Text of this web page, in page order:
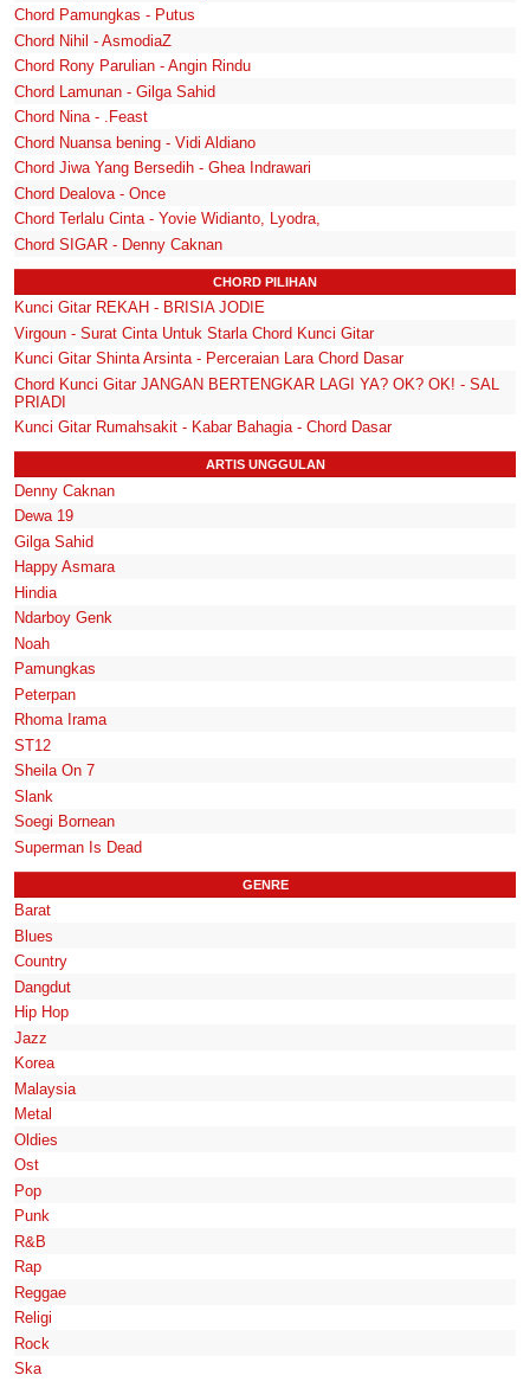
Chord Pamungkas - Putus
Chord Nihil - AsmodiaZ
Chord Rony Parulian - Angin Rindu
Chord Lamunan - Gilga Sahid
Chord Nina - .Feast
Chord Nuansa bening - Vidi Aldiano
Chord Jiwa Yang Bersedih - Ghea Indrawari
Chord Dealova - Once
Chord Terlalu Cinta - Yovie Widianto, Lyodra,
Chord SIGAR - Denny Caknan
CHORD PILIHAN
Kunci Gitar REKAH - BRISIA JODIE
Virgoun - Surat Cinta Untuk Starla Chord Kunci Gitar
Kunci Gitar Shinta Arsinta - Perceraian Lara Chord Dasar
Chord Kunci Gitar JANGAN BERTENGKAR LAGI YA? OK? OK! - SAL
PRIADI
Kunci Gitar Rumahsakit - Kabar Bahagia - Chord Dasar
ARTIS UNGGULAN
Denny Caknan
Dewa 19
Gilga Sahid
Happy Asmara
Hindia
Ndarboy Genk
Noah
Pamungkas
Peterpan
Rhoma Irama
ST12
Sheila On 7
Slank
Soegi Bornean
Superman Is Dead
GENRE
Barat
Blues
Country
Dangdut
Hip Hop
Jazz
Korea
Malaysia
Metal
Oldies
Ost
Pop
Punk
R&B
Rap
Reggae
Religi
Rock
Ska